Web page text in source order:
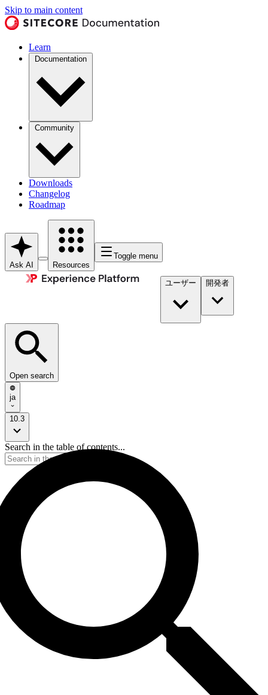
Skip to main content
Learn
Documentation
Community
Downloads
Changelog
Roadmap
Ask AI Resources
Toggle menu
ユーザー 開発者​
Open search
ja
10.3
Search in the table of contents...